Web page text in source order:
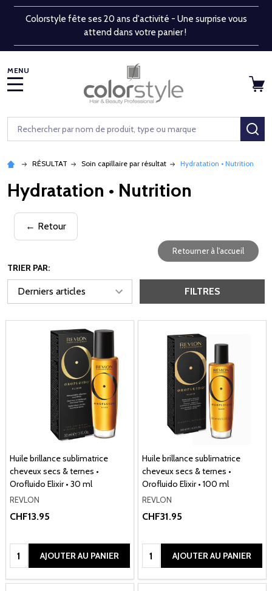
Colorstyle fête ses 20 ans d'activité - Une surprise vous
attend dans votre panier !
Rechercher
RÉSULTAT Soin capillaire par résultat Hydratation • Nutrition
Hydratation • Nutrition
← Retour
Retourner à l'accueil
TRIER PAR:
FILTRES
Huile brillance sublimatrice
cheveux secs & ternes •
Orofluido Elixir • 30 ml
REVLON
CHF13.95
Quantité:AJOUTER AU PANIER
Huile brillance sublimatrice
cheveux secs & ternes •
Orofluido Elixir • 100 ml
REVLON
CHF31.95
Quantité:AJOUTER AU PANIER